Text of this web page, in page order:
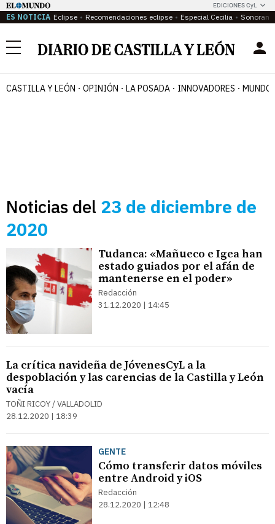
EDICIONES CyL
ES NOTICIA Eclipse Recomendaciones eclipse Especial Cecilia
Menú
CASTILLA Y LEÓN OPINIÓN LA POSADA INNOVADORES MUNDO
Noticias del 23 de diciembre de
2020
Tudanca: «Mañueco e Igea han
estado guiados por el afán de
mantenerse en el poder»
Redacción
31.12.2020 | 14:45
La crítica navideña de JóvenesCyL a la
despoblación y las carencias de la Castilla y León
vacía
TOÑI RICOY / VALLADOLID
28.12.2020 | 18:39
GENTE
Cómo transferir datos móviles
entre Android y iOS
Redacción
28.12.2020 | 12:48